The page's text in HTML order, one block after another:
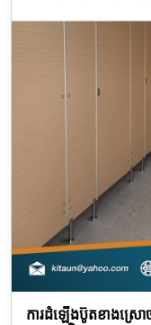
ការដំឡើងប៊ូតខាងស្រ